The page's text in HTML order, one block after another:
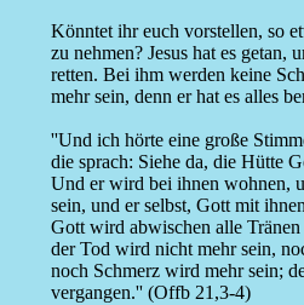
Könntet ihr euch vorstellen, so
zu nehmen? Jesus hat es getan,
retten. Bei ihm werden keine
mehr sein, denn er hat es alles
''Und ich hörte eine große
die sprach: Siehe da, die Hütte
Und er wird bei ihnen wohnen,
sein, und er selbst, Gott mit
Gott wird abwischen alle
der Tod wird nicht mehr sein,
noch Schmerz wird mehr sein;
vergangen.'' (Offb 21,3-4)